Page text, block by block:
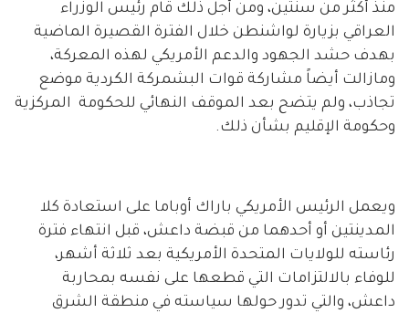
منذ أكثر من سنتين، ومن أجل ذلك قام رئيس الوزراء
العراقي بزيارة لواشنطن خلال الفترة القصيرة الماضية
بهدف حشد الجهود والدعم الأمريكي لهذه المعركة،
ومازالت أيضاً مشاركة قوات البشمركة الكردية موضع
تجاذب، ولم يتضح بعد الموقف النهائي للحكومة المركزية
وحكومة الإقليم بشأن ذلك.
ويعمل الرئيس الأمريكي باراك أوباما على استعادة كلا
المدينتين أو أحدهما من قبضة داعش، قبل انتهاء فترة
رئاسته للولايات المتحدة الأمريكية بعد ثلاثة أشهر،
للوفاء بالالتزامات التي قطعها على نفسه بمحاربة
داعش، والتي تدور حولها سياسته في منطقة الشرق